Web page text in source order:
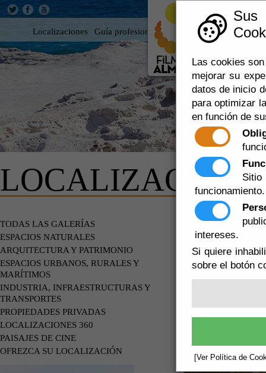
Las cookies
mejorar su
datos de inicio
para optimizar
en función de
funcionamiento.
intereses.
Si quiere
sobre el botón
[Ver Política de
Localizaciones Guía profesional Rodar en Almería 360
TODAS LAS GALERÍAS
ESPACIOS NATURALES
ARQUITECTURA Y PATRIMONIO
ESPACIOS URBANOS, RURALES Y
MARÍTIMOS
INDUSTRIA, INFRAESTRUCTURAS Y
TRANSPORTES
PROPIEDADES PRIVADAS
LOCALIZACIONES 360
PAISAJES DE CINE
OFREZCA SU LOCALIZACIÓN